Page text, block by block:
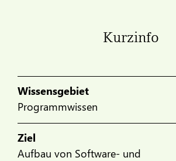
Kurzinfo
Wissensgebiet
Programmwissen
Ziel
Aufbau von Software- und